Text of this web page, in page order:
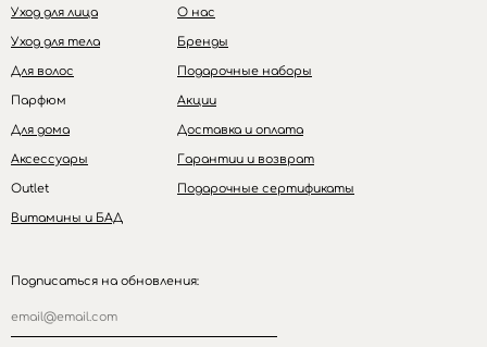
Уход для лица
Уход для тела
Для волос
Парфюм
Для дома
Аксессуары
Outlet
Витамины и БАД
О нас
Бренды
Подарочные наборы
Акции
Доставка и оплата
Гарантии и возврат
Подарочные сертификаты
Подписаться на обновления: